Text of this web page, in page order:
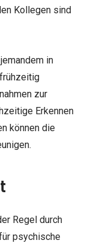
Kollegen sind
in
zur
Erkennen
können die
Regel durch
psychische